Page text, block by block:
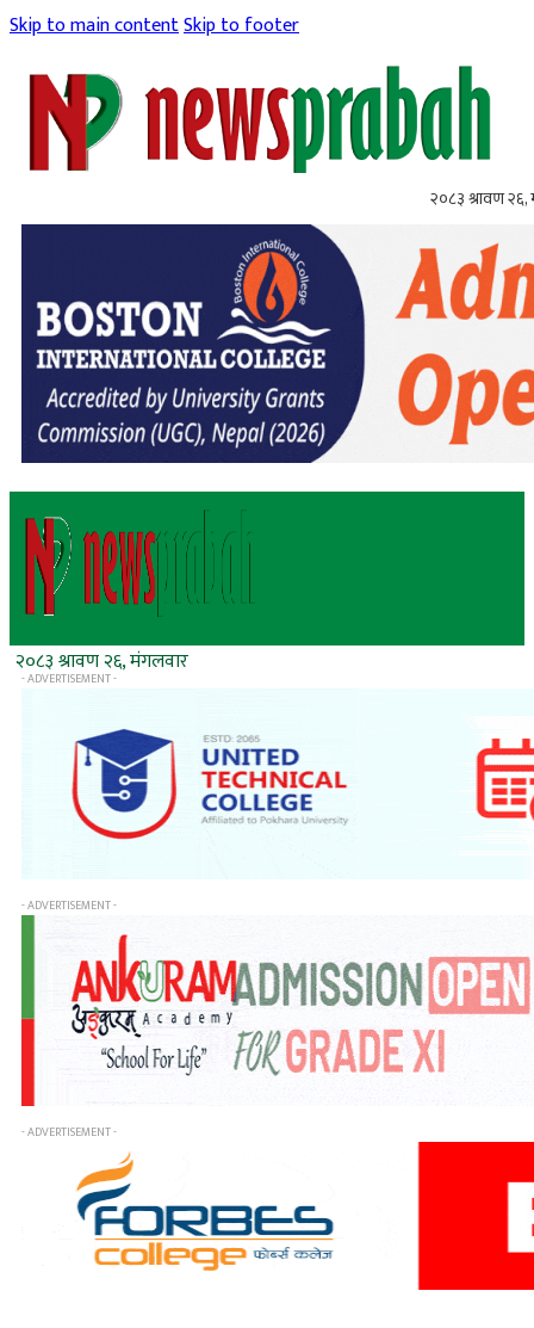
Skip to main contentSkip to footer
२०८३ श्रावण
२०८३ श्रावण २६, मंगलवार
- ADVERTISEMENT -
- ADVERTISEMENT -
- ADVERTISEMENT -